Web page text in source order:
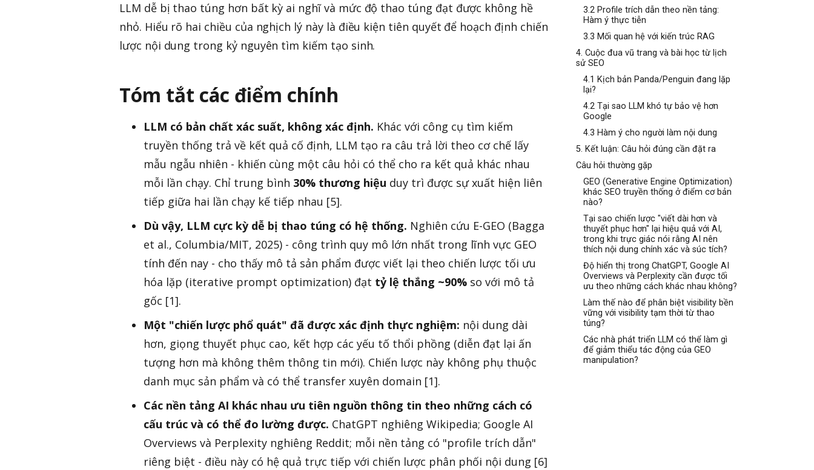
LLM dễ bị thao túng hơn bất kỳ ai nghĩ và mức độ thao túng đạt được không hề
nhỏ. Hiểu rõ hai chiều của nghịch lý này là điều kiện tiên quyết để hoạch định chiến
lược nội dung trong kỷ nguyên tìm kiếm tạo sinh.
Tóm tắt các điểm chính
LLM có bản chất xác suất, không xác định. Khác với công cụ tìm kiếm
truyền thống trả về kết quả cố định, LLM tạo ra câu trả lời theo cơ chế lấy
mẫu ngẫu nhiên - khiến cùng một câu hỏi có thể cho ra kết quả khác nhau
mỗi lần chạy. Chỉ trung bình 30% thương hiệu duy trì được sự xuất hiện liên
tiếp giữa hai lần chạy kế tiếp nhau [5].
Dù vậy, LLM cực kỳ dễ bị thao túng có hệ thống. Nghiên cứu E-GEO (Bagga
et al., Columbia/MIT, 2025) - công trình quy mô lớn nhất trong lĩnh vực GEO
tính đến nay - cho thấy mô tả sản phẩm được viết lại theo chiến lược tối ưu
hóa lặp (iterative prompt optimization) đạt tỷ lệ thắng ~90% so với mô tả
gốc [1].
Một "chiến lược phổ quát" đã được xác định thực nghiệm: nội dung dài
hơn, giọng thuyết phục cao, kết hợp các yếu tố thổi phồng (diễn đạt lại ấn
tượng hơn mà không thêm thông tin mới). Chiến lược này không phụ thuộc
danh mục sản phẩm và có thể transfer xuyên domain [1].
Các nền tảng AI khác nhau ưu tiên nguồn thông tin theo những cách có
cấu trúc và có thể đo lường được. ChatGPT nghiêng Wikipedia; Google AI
Overviews và Perplexity nghiêng Reddit; mỗi nền tảng có "profile trích dẫn"
riêng biệt - điều này có hệ quả trực tiếp với chiến lược phân phối nội dung [6]
3.2 Profile trích dẫn theo nền tảng:
Hàm ý thực tiễn
3.3 Mối quan hệ với kiến trúc RAG
4. Cuộc đua vũ trang và bài học từ lịch
sử SEO
4.1 Kịch bản Panda/Penguin đang lặp
lại?
4.2 Tại sao LLM khó tự bảo vệ hơn
Google
4.3 Hàm ý cho người làm nội dung
5. Kết luận: Câu hỏi đúng cần đặt ra
Câu hỏi thường gặp
GEO (Generative Engine Optimization)
khác SEO truyền thống ở điểm cơ bản
nào?
Tại sao chiến lược "viết dài hơn và
thuyết phục hơn" lại hiệu quả với AI,
trong khi trực giác nói rằng AI nên
thích nội dung chính xác và súc tích?
Độ hiển thị trong ChatGPT, Google AI
Overviews và Perplexity cần được tối
ưu theo những cách khác nhau không?
Làm thế nào để phân biệt visibility bền
vững với visibility tạm thời từ thao
túng?
Các nhà phát triển LLM có thể làm gì
để giảm thiểu tác động của GEO
manipulation?